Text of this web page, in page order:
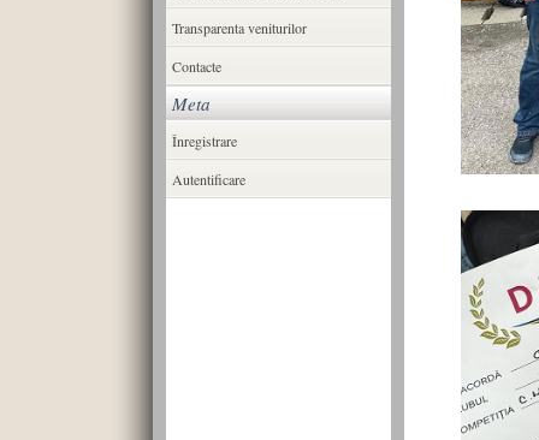
Transparenta veniturilor
Contacte
Meta
Înregistrare
Autentificare